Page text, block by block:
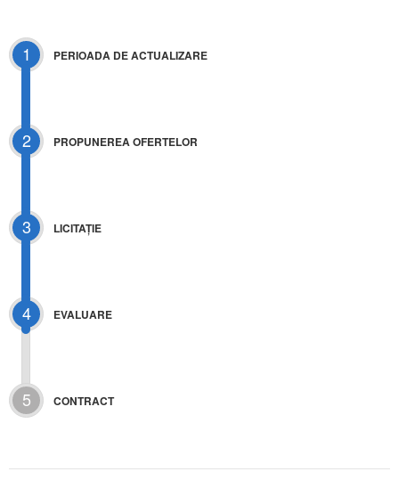
1 PERIOADA DE ACTUALIZARE
2 PROPUNEREA OFERTELOR
3 LICITAŢIE
4 EVALUARE
5 CONTRACT